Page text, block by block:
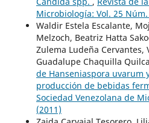
Microbiología: Vol. 25 Núm.
Waldir Estela Escalante,
Melzoch, Beatriz Hatta
Zulema Ludeña Cervantes,
Guadalupe Chaquilla
de Hanseniaspora uvarum
producción de bebidas
Sociedad Venezolana de
(2011)